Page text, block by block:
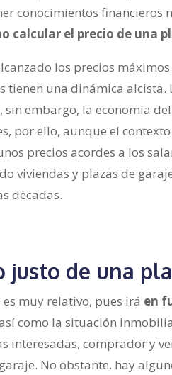
conocimientos
calcular el precio de una
los precios
tienen una dinámica
embargo, la economía
por ello, aunque el
precios acordes a los
viviendas y plazas de
décadas.
justo de una
muy relativo, pues irá en
como la situación
interesadas, comprador y
No obstante, hay